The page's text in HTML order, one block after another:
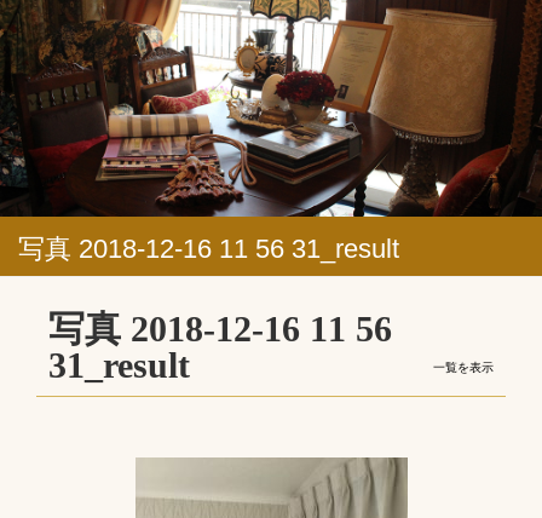
写真 2018-12-16 11 56 31_result
写真 2018-12-16 11 56
31_result
一覧を表示